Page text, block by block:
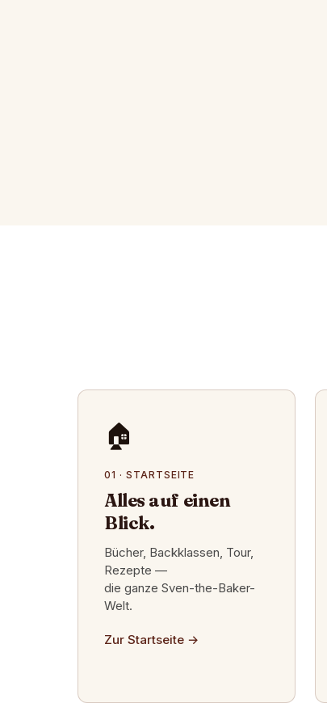
🏠
01 · STARTSEITE
Alles auf einen
Blick.
Bücher, Backklassen, Tour,
Rezepte —
die ganze Sven-the-Baker-
Welt.
Zur Startseite →